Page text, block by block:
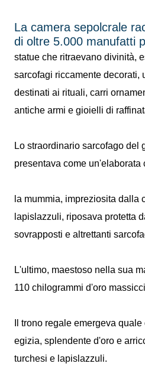
La camera sepolcrale
di oltre 5.000 manufatti
statue che ritraevano divinità,
sarcofagi riccamente decorati,
destinati ai rituali, carri
antiche armi e gioielli di
Lo straordinario sarcofago del
presentava come un'elaborata
la mummia, impreziosita dalla
lapislazzuli, riposava protetta
sovrapposti e altrettanti
L'ultimo, maestoso nella sua
110 chilogrammi d'oro
Il trono regale emergeva
egizia, splendente d'oro e
turchesi e lapislazzuli.